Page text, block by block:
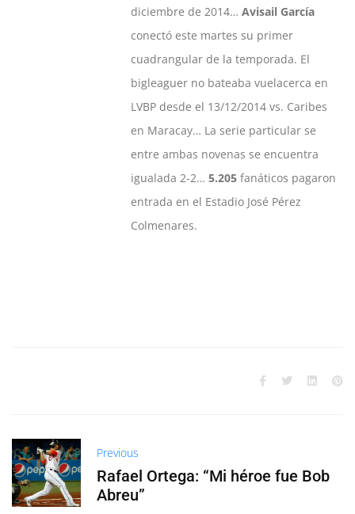
diciembre de 2014… Avisail García
conectó este martes su primer
cuadrangular de la temporada. El
bigleaguer no bateaba vuelacerca en
LVBP desde el 13/12/2014 vs. Caribes
en Maracay… La serie particular se
entre ambas novenas se encuentra
igualada 2-2… 5.205 fanáticos pagaron
entrada en el Estadio José Pérez
Colmenares.
Previous
Rafael Ortega: “Mi héroe fue Bob
Abreu”